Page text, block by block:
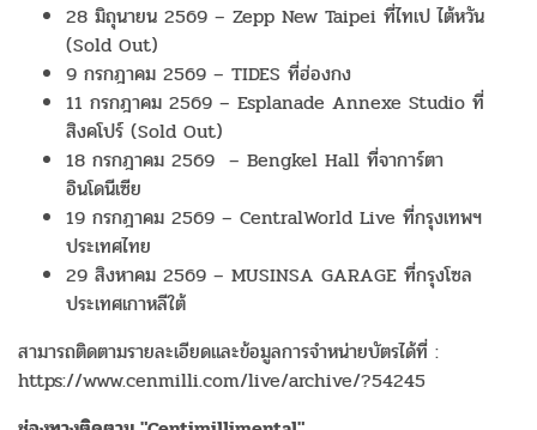
28 มิถุนายน 2569 – Zepp New Taipei ที่ไทเป ไต้หวัน
(Sold Out)
9 กรกฎาคม 2569 – TIDES ที่ฮ่องกง
11 กรกฎาคม 2569 – Esplanade Annexe Studio ที่
สิงคโปร์ (Sold Out)
18 กรกฎาคม 2569 – Bengkel Hall ที่จาการ์ตา
อินโดนีเซีย
19 กรกฎาคม 2569 – CentralWorld Live ที่กรุงเทพฯ
ประเทศไทย
29 สิงหาคม 2569 – MUSINSA GARAGE ที่กรุงโซล
ประเทศเกาหลีใต้
สามารถติดตามรายละเอียดและข้อมูลการจำหน่ายบัตรได้ที่ :
https://www.cenmilli.com/live/archive/?54245